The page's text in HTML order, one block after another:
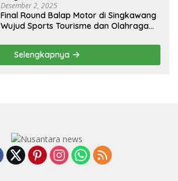
Desember 2, 2025
Final Round Balap Motor di Singkawang
Wujud Sports Tourisme dan Olahraga
Selengkapnya